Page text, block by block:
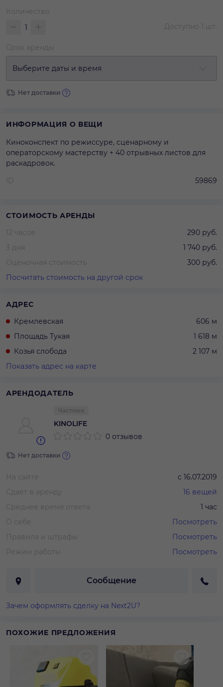
Количество
Доступно 1 шт.
Срок аренды
Выберите даты и время
Нет доставки
ИНФОРМАЦИЯ О ВЕЩИ
Киноконспект по режиссуре, сценарному и
операторскому мастерству + 40 отрывных листов для
раскадровок.
ID
59869
СТОИМОСТЬ АРЕНДЫ
12 часов
290 руб.
3 дня
1 740 руб.
Оценочная стоимость
300 руб.
Посчитать стоимость на другой срок
АДРЕС
Кремлевская
606 м
Площадь Тукая
1 618 м
Козья слобода
2 107 м
Показать адрес на карте
АРЕНДОДАТЕЛЬ
KINOLIFE
0 отзывов
Нет доставки
На сайте с 16.07.2019
Сдает в аренду
16 вещей
Среднее время ответа
1 час
О себе
Посмотреть
Правила и штрафы
Посмотреть
Режим работы
Посмотреть
Сообщение
Зачем оформлять сделку на Next2U?
ПОХОЖИЕ ПРЕДЛОЖЕНИЯ